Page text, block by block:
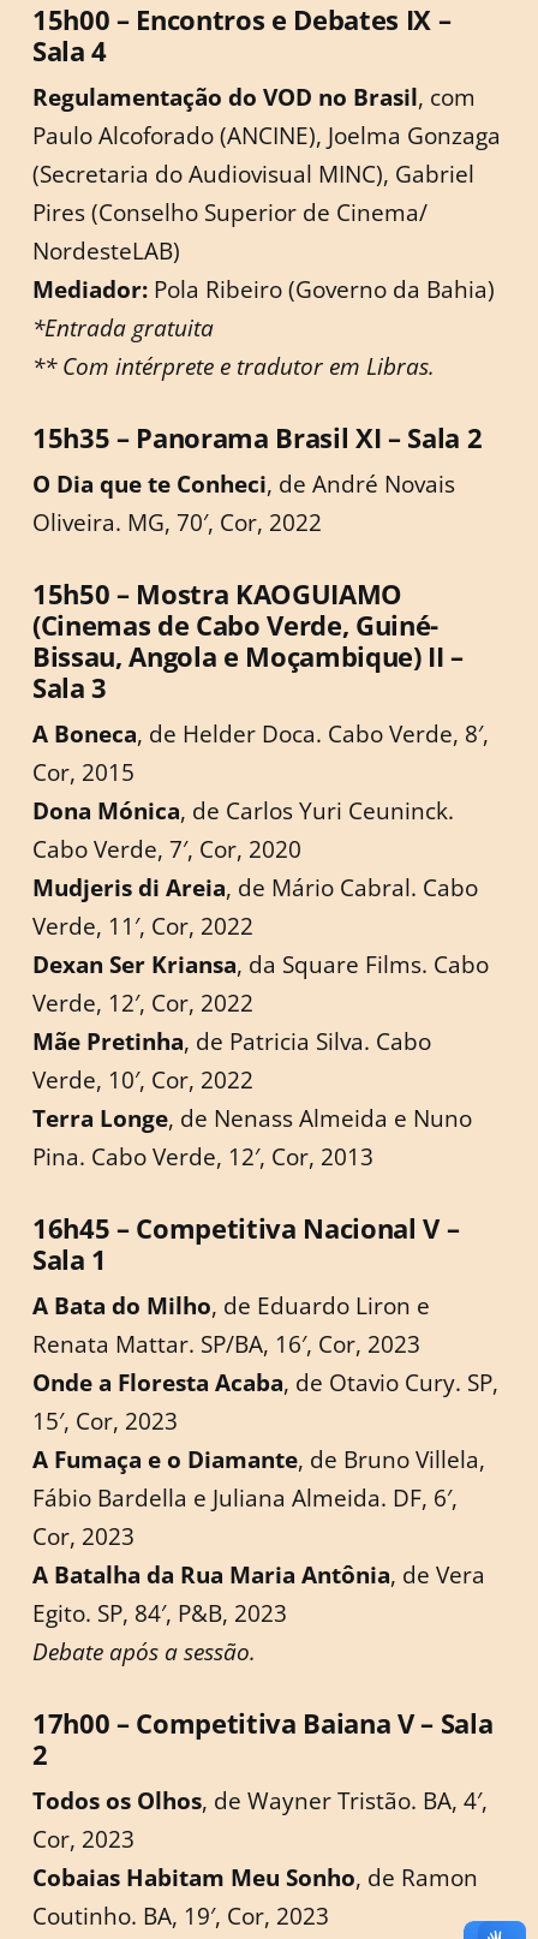
15h00 – Encontros e Debates IX –
Sala 4
Regulamentação do VOD no Brasil, com
Paulo Alcoforado (ANCINE), Joelma Gonzaga
(Secretaria do Audiovisual MINC), Gabriel
Pires (Conselho Superior de Cinema/
NordesteLAB)
Mediador:Pola Ribeiro (Governo da Bahia)
*Entrada gratuita
** Com intérprete e tradutor em Libras.
15h35 – Panorama Brasil XI – Sala 2
O Dia que te Conheci, de André Novais
Oliveira. MG, 70′, Cor, 2022
15h50 – Mostra KAOGUIAMO
(Cinemas de Cabo Verde, Guiné-
Bissau, Angola e Moçambique) II –
Sala 3
A Boneca, de Helder Doca. Cabo Verde, 8′,
Cor, 2015
Dona Mónica, de Carlos Yuri Ceuninck.
Cabo Verde, 7′, Cor, 2020
Mudjeris di Areia, de Mário Cabral. Cabo
Verde, 11′, Cor, 2022
Dexan Ser Kriansa, da Square Films. Cabo
Verde, 12′, Cor, 2022
Mãe Pretinha, de Patricia Silva. Cabo
Verde, 10′, Cor, 2022
Terra Longe, de Nenass Almeida e Nuno
Pina. Cabo Verde, 12′, Cor, 2013
16h45 – Competitiva Nacional V –
Sala 1
A Bata do Milho, de Eduardo Liron e
Renata Mattar. SP/BA, 16′, Cor, 2023
Onde a Floresta Acaba, de Otavio Cury. SP,
15′, Cor, 2023
A Fumaça e o Diamante, de Bruno Villela,
Fábio Bardella e Juliana Almeida. DF, 6′,
Cor, 2023
A Batalha da Rua Maria Antônia, de Vera
Egito. SP, 84′, P&B, 2023
Debate após a sessão.
17h00 – Competitiva Baiana V – Sala
2
Todos os Olhos, de Wayner Tristão. BA, 4′,
Cor, 2023
Cobaias Habitam Meu Sonho, de Ramon
Coutinho. BA, 19′, Cor, 2023